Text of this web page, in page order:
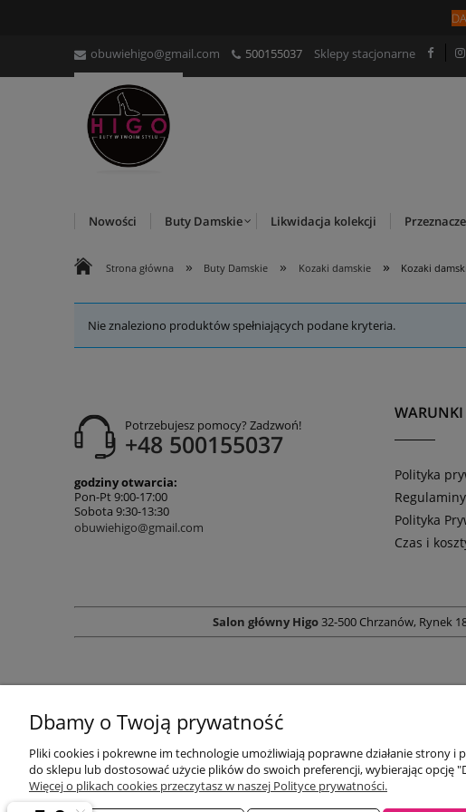
obuwiehigo@gmail.com 500155037 Sklepy stacjonarne
Nowości Buty Damskie Likwidacja kolekcji
Strona główna » Buty Damskie » Kozaki damskie » Kozaki
Nie znaleziono produktów spełniających podane kryteria.
Potrzebujesz pomocy? Zadzwoń!
+48 500155037
godziny otwarcia:
Pon-Pt 9:00-17:00
Sobota 9:30-13:30
obuwiehigo@gmail.com
Polityka
Regulaminy
Polityka
Czas i
Salon główny Higo32-500 Chrzanów, Rynek
Dbamy o Twoją prywatność
Pliki cookies i pokrewne im technologie umożliwiają poprawne działanie strony
do sklepu lub dostosować użycie plików do swoich preferencji, wybierając opcję
Więcej o plikach cookies przeczytasz w naszej Polityce prywatności.